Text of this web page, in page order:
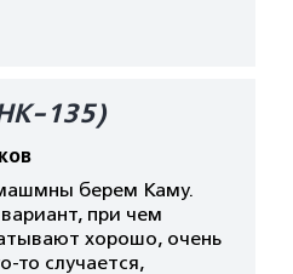
135)
берем Каму.
при чем
хорошо, очень
то случается,